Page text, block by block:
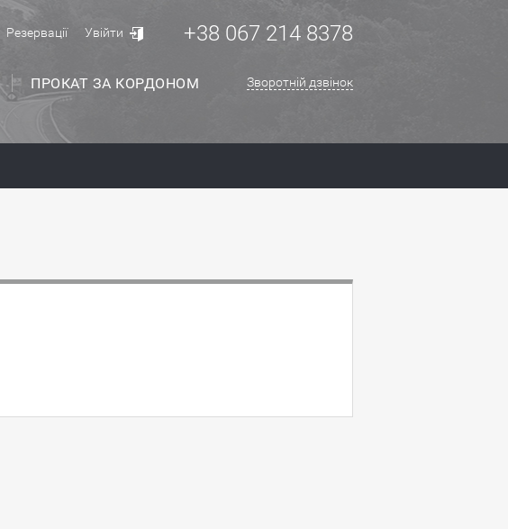
ПРОКАТ ЗА КОРДОНОМ
Резервації Увійти +38 067 214 8378
Зворотній дзвінок